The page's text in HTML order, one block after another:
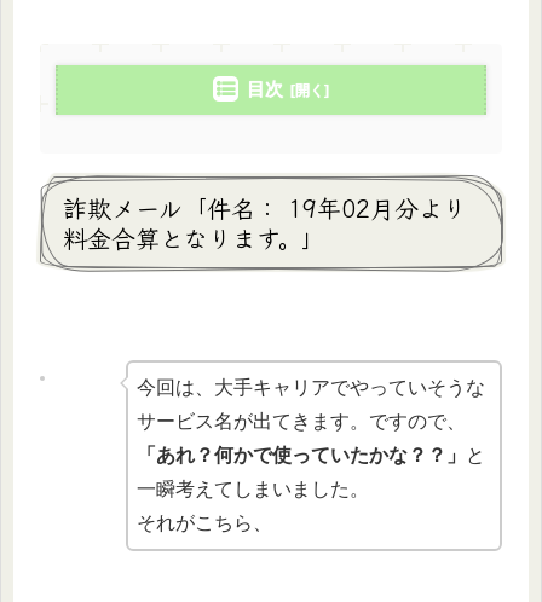
目次
詐欺メール「件名： 19年02月分より
料金合算となります。」
今回は、大手キャリアでやっていそうな
サービス名が出てきます。ですので、
「あれ？何かで使っていたかな？？」
と
一瞬考えてしまいました。
それがこちら、